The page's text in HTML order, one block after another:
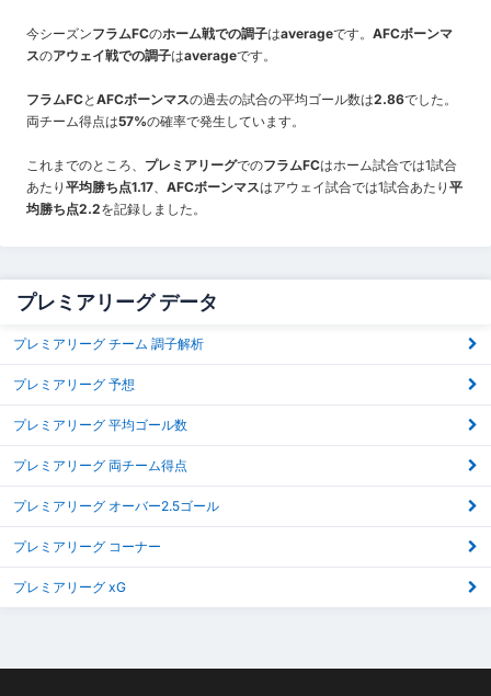
今シーズンフラムFCのホーム戦での調子はaverageです。 AFCボーンマ
スのアウェイ戦での調子はaverageです。
フラムFCと AFCボーンマスの過去の試合の平均ゴール数は2.86でした。
両チーム得点は57%の確率で発生しています。
これまでのところ、 プレミアリーグでのフラムFCはホーム試合では1試合
あたり 平均勝ち点1.17、 AFCボーンマスはアウェイ試合では1試合あたり 平
均勝ち点2.2を記録しました。
プレミアリーグ データ
プレミアリーグ チーム 調子解析
プレミアリーグ 予想
プレミアリーグ 平均ゴール数
プレミアリーグ 両チーム得点
プレミアリーグ オーバー2.5ゴール
プレミアリーグ コーナー
プレミアリーグ xG